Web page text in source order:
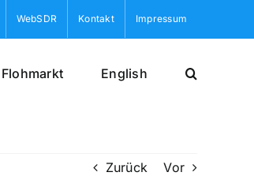
WebSDR Kontakt Impressum
Flohmarkt English
Zurück Vor